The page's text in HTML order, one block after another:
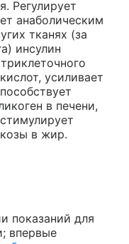
Регулирует
анаболическим
тканях (за
инсулин
усиливает
в печени,
в жир.
показаний для
впервые